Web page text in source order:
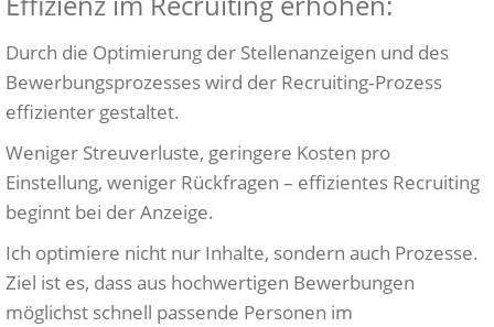
Durch die Optimierung der Stellenanzeigen und des
Bewerbungsprozesses wird der Recruiting‑Prozess
effizienter gestaltet.
Weniger Streuverluste, geringere Kosten pro
Einstellung, weniger Rückfragen – effizientes Recruiting
beginnt bei der Anzeige.
Ich optimiere nicht nur Inhalte, sondern auch Prozesse.
Ziel ist es, dass aus hochwertigen Bewerbungen
möglichst schnell passende Personen im